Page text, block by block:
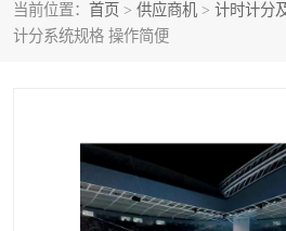
当前位置： 首页 > 供应商机 > 计时计分
计分系统规格 操作简便
体育场馆影像采集回放系